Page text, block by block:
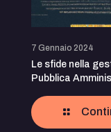
7 Gennaio 2024
Le sfide nella
Pubblica